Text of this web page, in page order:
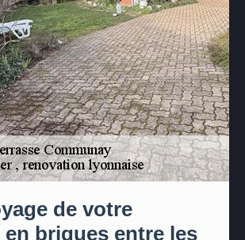
de votre
en briques entre les